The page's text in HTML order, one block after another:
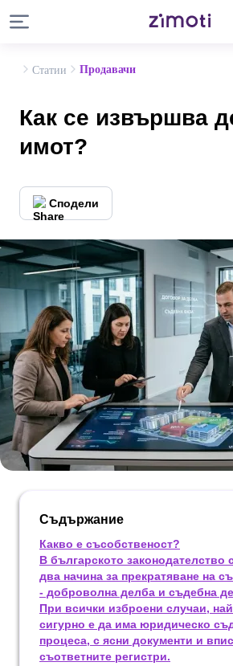
Статии Продавачи
Как се извършва
имот?
Сподели
Съдържание
Какво е съсобственост?
В българското законодателство
два начина за прекратяване на
- доброволна делба и съдебна
При всички изброени случаи,
сигурно е да има юридическо
процеса, с ясни документи и
съответните регистри.